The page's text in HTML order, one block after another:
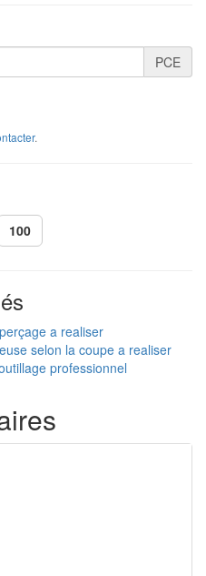
PCE
.
100
a realiser
selon la coupe a realiser
professionnel